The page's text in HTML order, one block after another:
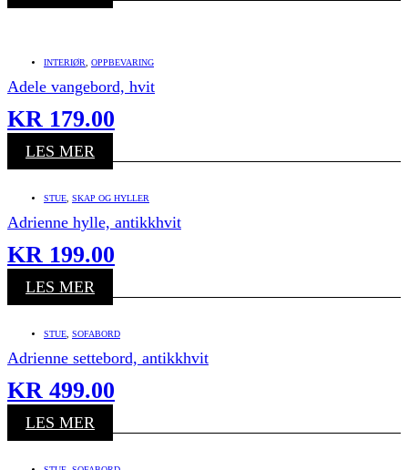
INTERIØR OPPBEVARING
Adele vangebord, hvit
KR 179.00
LES MER
STUE SKAP OG HYLLER
Adrienne hylle, antikkhvit
KR 199.00
LES MER
STUE SOFABORD
Adrienne settebord, antikkhvit
KR 499.00
LES MER